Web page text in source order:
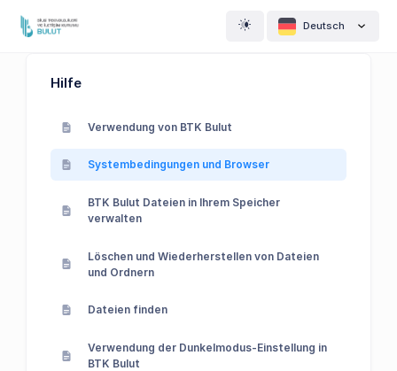
Deutsch
Hilfe
Verwendung von BTK Bulut
Systembedingungen und Browser
BTK Bulut Dateien in Ihrem Speicher
verwalten
Löschen und Wiederherstellen von Dateien
und Ordnern
Dateien finden
Verwendung der Dunkelmodus-Einstellung in
BTK Bulut